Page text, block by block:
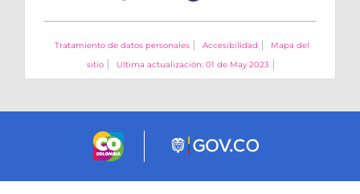
Tratamiento de datos personales Accesibilidad
Mapa del
sitio
Ultima actualización: 01 de May 2023
Logo marca Colombia